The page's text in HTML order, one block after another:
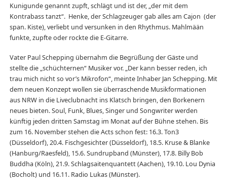
Kunigunde genannt zupft, schlägt und ist der, „der mit dem
Kontrabass tanzt“. Henke, der Schlagzeuger gab alles am Cajon (der
span. Kiste), verliebt und versunken in den Rhythmus. Mahlmään
funkte, zupfte oder rockte die E-Gitarre.
Vater Paul Schepping übernahm die Begrüßung der Gäste und
stellte die „schüchternen“ Musiker vor. „Der kann besser reden, ich
trau mich nicht so vor’s Mikrofon“, meinte Inhaber Jan Schepping. Mit
dem neuen Konzept wollen sie überraschende Musikformationen
aus NRW in die Liveclubnacht ins Klatsch bringen, den Borkenern
neues bieten. Soul, Funk, Blues, Singer und Songwriter werden
künftig jeden dritten Samstag im Monat auf der Bühne stehen. Bis
zum 16. November stehen die Acts schon fest: 16.3. Ton3
(Düsseldorf), 20.4. Fischgesichter (Düsseldorf), 18.5. Kruse & Blanke
(Hanburg/Raesfeld), 15.6. Sundrupband (Münster), 17.8. Billy Bob
Buddha (Köln), 21.9. Schlagsaitenquantett (Aachen), 19.10. Lou Dynia
(Bocholt) und 16.11. Radio Lukas (Münster).